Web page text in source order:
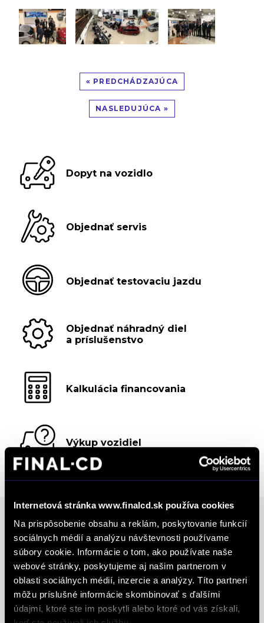
Internetová stránka www.finalcd.sk používa cookies
Na prispôsobenie obsahu a reklám, poskytovanie funkcií
sociálnych médií a analýzu návštevnosti používame
súbory cookie. Informácie o tom, ako používate naše
webové stránky, poskytujeme aj našim partnerom v
oblasti sociálnych médií, inzercie a analýzy. Títo partneri
môžu príslušné informácie skombinovať s ďalšími
údajmi, ktoré ste im poskytli alebo ktoré od vás získali,
« PREDCHÁDZAJÚCA
NASLEDUJÚCA »
Dopyt na vozidlo
Objednať servis
Objednať testovaciu jazdu
Objednať náhradný diel
a príslušenstvo
Kalkulácia financovania
Výkup vozidiel
Ocenenia
FINAL-CD získalo prestížny certifikát AAA Highest
Creditworthiness, tento certifikát je jedným z
najdôležitejších Európskych štandardov